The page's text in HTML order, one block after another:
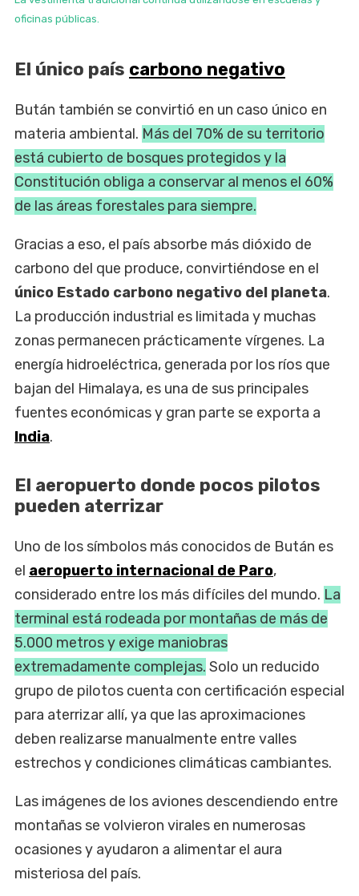
oficinas públicas.
El único país carbono negativo
Bután también se convirtió en un caso único en
materia ambiental. Más del 70% de su territorio
está cubierto de bosques protegidos y la
Constitución obliga a conservar al menos el 60%
de las áreas forestales para siempre.
Gracias a eso, el país absorbe más dióxido de
carbono del que produce, convirtiéndose en el
único Estado carbono negativo del planeta.
La producción industrial es limitada y muchas
zonas permanecen prácticamente vírgenes. La
energía hidroeléctrica, generada por los ríos que
bajan del Himalaya, es una de sus principales
fuentes económicas y gran parte se exporta a
India.
El aeropuerto donde pocos pilotos
pueden aterrizar
Uno de los símbolos más conocidos de Bután es
el aeropuerto internacional de Paro,
considerado entre los más difíciles del mundo. La
terminal está rodeada por montañas de más de
5.000 metros y exige maniobras
extremadamente complejas. Solo un reducido
grupo de pilotos cuenta con certificación especial
para aterrizar allí, ya que las aproximaciones
deben realizarse manualmente entre valles
estrechos y condiciones climáticas cambiantes.
Las imágenes de los aviones descendiendo entre
montañas se volvieron virales en numerosas
ocasiones y ayudaron a alimentar el aura
misteriosa del país.